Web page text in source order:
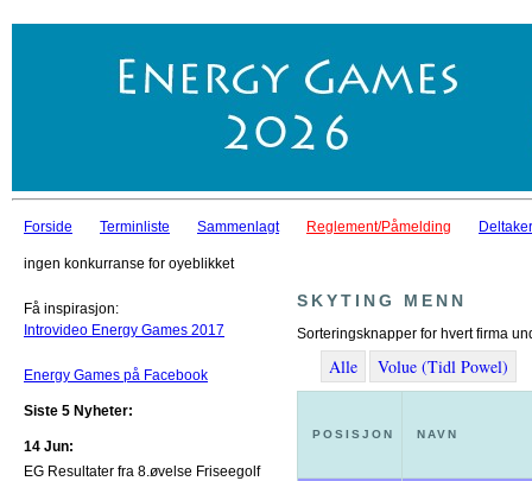
Forside Terminliste Sammenlagt Reglement/Påmelding
ingen konkurranse for oyeblikket
Få inspirasjon:
Introvideo Energy Games 2017
Energy Games på Facebook
Siste 5 Nyheter:
14 Jun:
EG Resultater fra 8.øvelse Friseegolf
SKYTING MENN
Sorteringsknapper for hvert firma
Alle Volue (Tidl Powel)
POSISJON NAVN